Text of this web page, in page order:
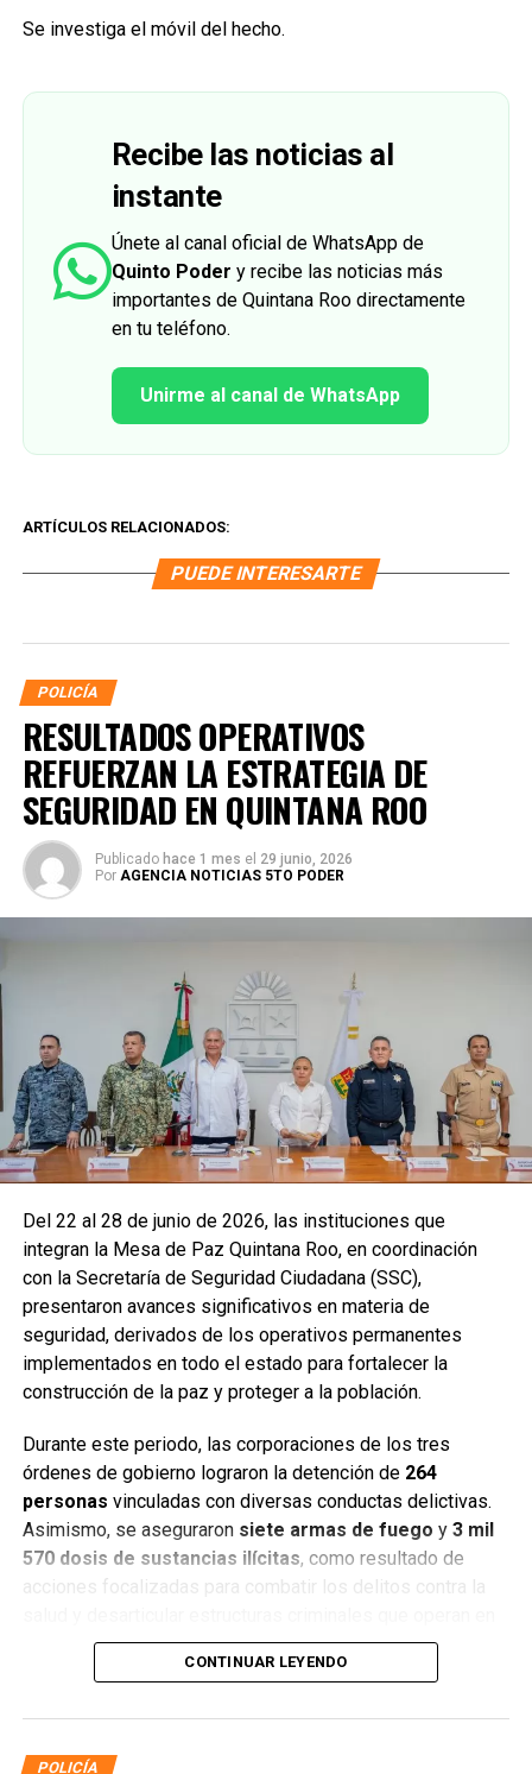
Se investiga el móvil del hecho.
Recibe las noticias al
instante
Únete al canal oficial de WhatsApp de
Quinto Poder y recibe las noticias más
importantes de Quintana Roo directamente
en tu teléfono.
Unirme al canal de WhatsApp
ARTÍCULOS RELACIONADOS:
PUEDE INTERESARTE
POLICÍA
RESULTADOS OPERATIVOS
REFUERZAN LA ESTRATEGIA DE
SEGURIDAD EN QUINTANA ROO
Publicado hace 1 mes el 29 junio, 2026
Por AGENCIA NOTICIAS 5TO PODER
Del 22 al 28 de junio de 2026, las instituciones que
integran la Mesa de Paz Quintana Roo, en coordinación
con la Secretaría de Seguridad Ciudadana (SSC),
presentaron avances significativos en materia de
seguridad, derivados de los operativos permanentes
implementados en todo el estado para fortalecer la
construcción de la paz y proteger a la población.
Durante este periodo, las corporaciones de los tres
órdenes de gobierno lograron la detención de 264
personas vinculadas con diversas conductas delictivas.
Asimismo, se aseguraron siete armas de fuego y 3 mil
570 dosis de sustancias ilícitas, como resultado de
acciones focalizadas para combatir los delitos contra la
distintos municipios.
CONTINUAR LEYENDO
POLICÍA